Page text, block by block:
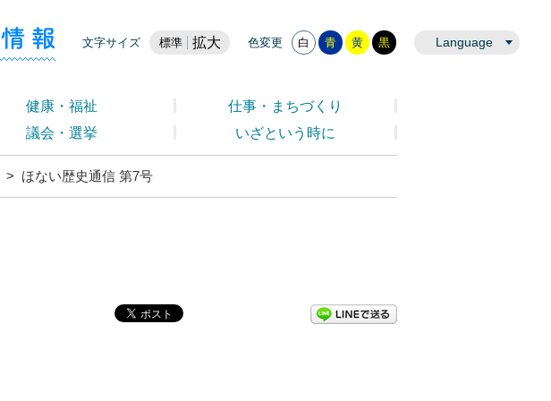
文字サイズ 標準 拡大 色変更 白 青 黄 黒 Language
災害情報
健康・福祉
仕事・まちづくり
議会・選挙 いざという時に
> ほない歴史通信 第7号